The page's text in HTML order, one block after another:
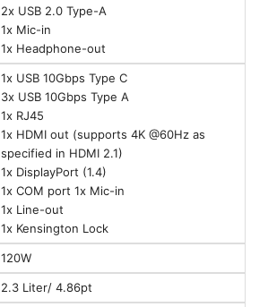
2x USB 2.0 Type-A
1x Mic-in
1x Headphone-out
1x USB 10Gbps Type C
3x USB 10Gbps Type A
1x RJ45
1x HDMI out (supports 4K @60Hz as
specified in HDMI 2.1)
1x DisplayPort (1.4)
1x COM port 1x Mic-in
1x Line-out
1x Kensington Lock
120W
2.3 Liter/ 4.86pt